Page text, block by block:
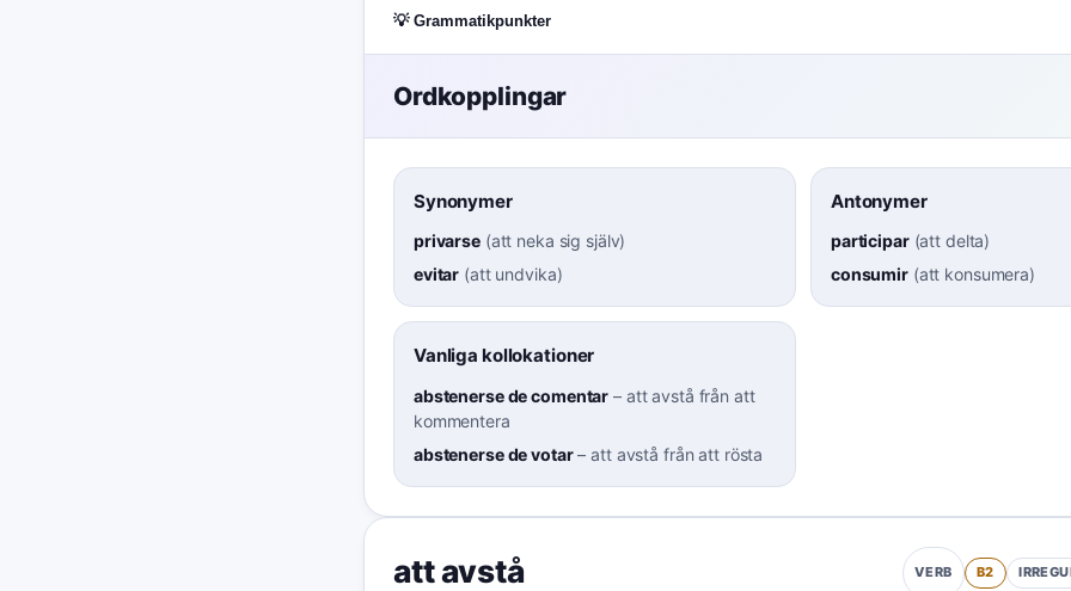
💡 Grammatikpunkter
Ordkopplingar
Synonymer
privarse(att neka sig själv)
evitar (att undvika)
Antonymer
participar(att delta)
consumir(att konsumera)
Vanliga kollokationer
abstenerse de comentar – att avstå från att
kommentera
abstenerse de votar–att avstå från att rösta
att avstå VERB B2